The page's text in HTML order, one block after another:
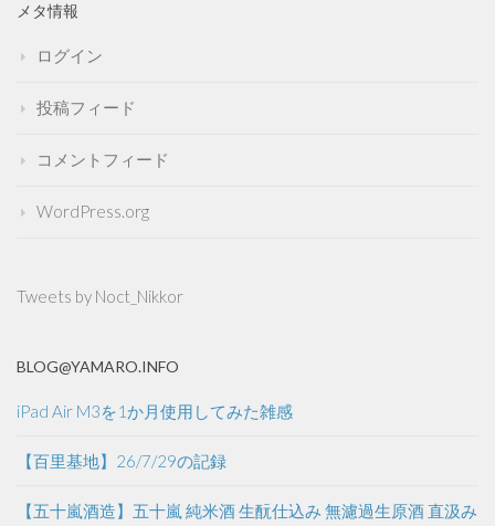
メタ情報
ログイン
投稿フィード
コメントフィード
WordPress.org
Tweets by Noct_Nikkor
BLOG@YAMARO.INFO
iPad Air M3を1か月使用してみた雑感
【百里基地】26/7/29の記録
【五十嵐酒造】五十嵐 純米酒 生酛仕込み 無濾過生原酒 直汲み